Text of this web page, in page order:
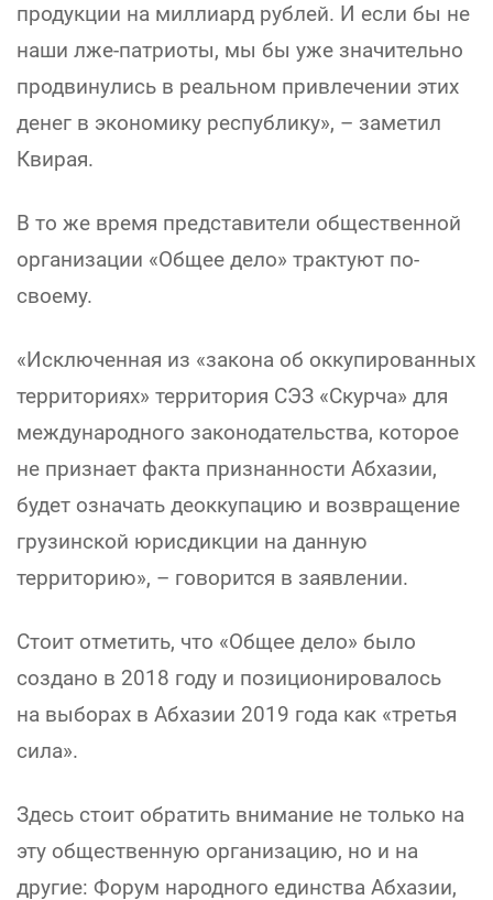
продукции на миллиард рублей. И если бы не
наши лже-патриоты, мы бы уже значительно
продвинулись в реальном привлечении этих
денег в экономику республику», – заметил
Квирая.
В то же время представители общественной
организации «Общее дело» трактуют по-
своему.
«Исключенная из «закона об оккупированных
территориях» территория СЭЗ «Скурча» для
международного законодательства, которое
не признает факта признанности Абхазии,
будет означать деоккупацию и возвращение
грузинской юрисдикции на данную
территорию», – говорится в заявлении.
Стоит отметить, что «Общее дело» было
создано в 2018 году и позиционировалось
на выборах в Абхазии 2019 года как «третья
сила».
Здесь стоит обратить внимание не только на
эту общественную организацию, но и на
другие: Форум народного единства Абхазии,